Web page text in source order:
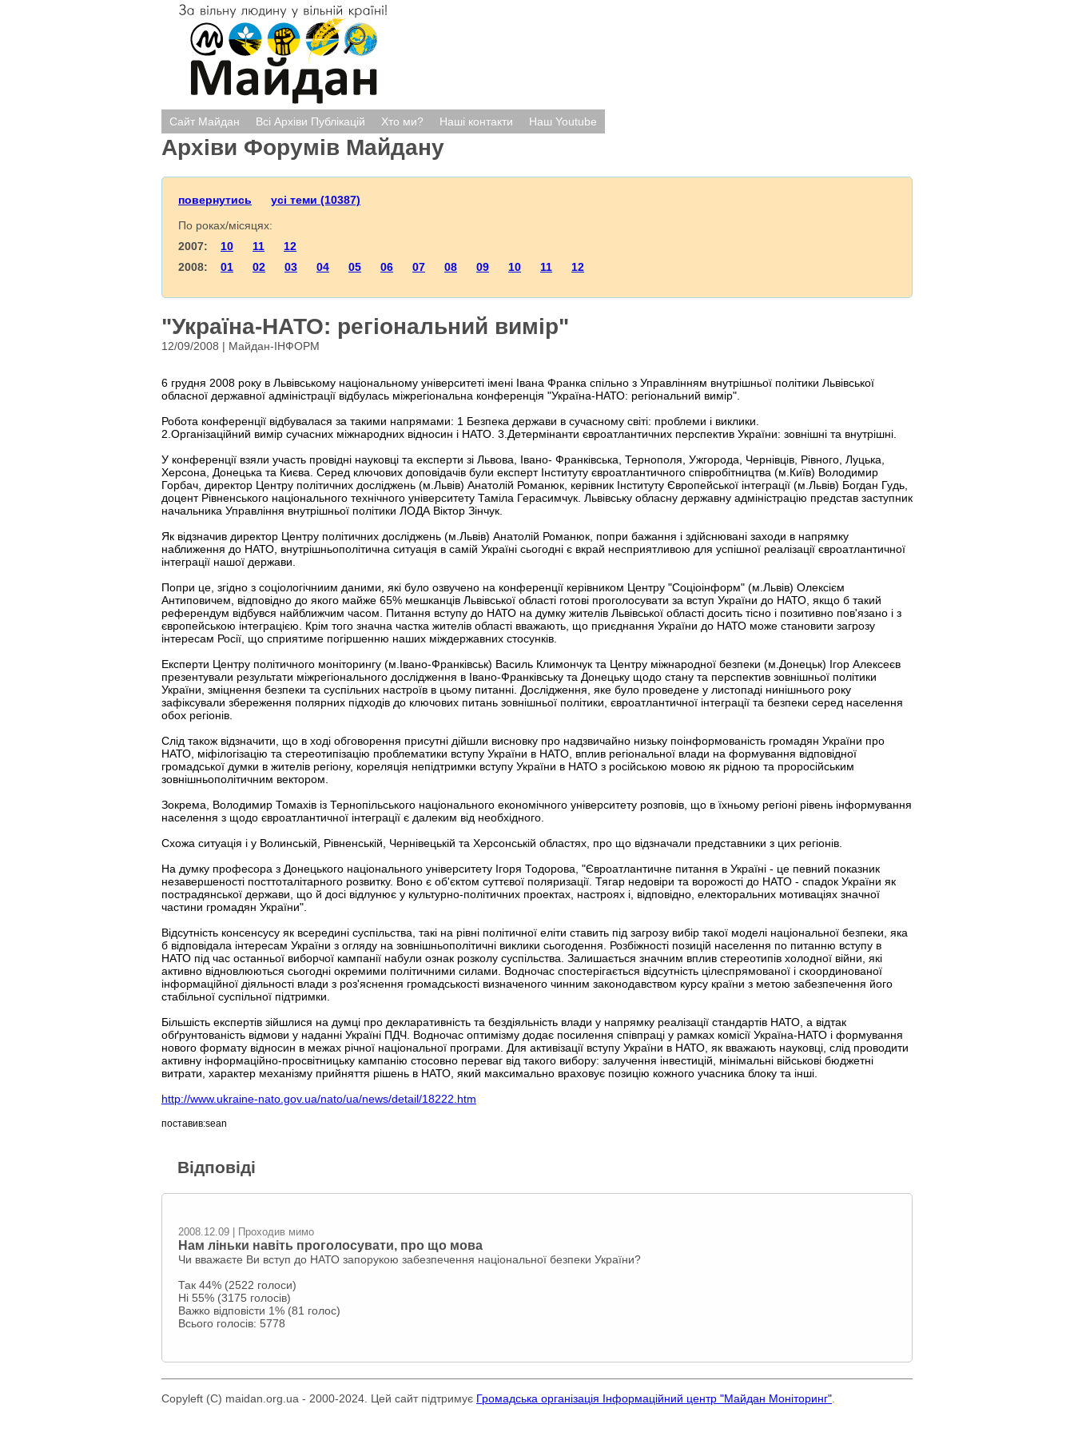
Сайт Майдан Всі Архіви Публікацій Хто ми? Наші контакти Наш Youtube
Архіви Форумів Майдану
повернутись
усі теми (10387)
По роках/місяцях:
2007: 10 11
12
2008: 01 02 03 04 05 06 07 08 09 10 11 12
"Україна-НАТО: регіональний вимір"
12/09/2008 | Майдан-ІНФОРМ
6 грудня 2008 року в Львівському національному університеті імені Івана Франка спільно з Управлінням внутрішньої політики Львівської
обласної державної адміністрації відбулась міжрегіональна конференція "Україна-НАТО: регіональний вимір".
Робота конференції відбувалася за такими напрямами: 1 Безпека держави в сучасному світі: проблеми і виклики.
2.Організаційний вимір сучасних міжнародних відносин і НАТО. 3.Детермінанти євроатлантичних перспектив України: зовнішні та внутрішні.
У конференції взяли участь провідні науковці та експерти зі Львова, Івано- Франківська, Тернополя, Ужгорода, Чернівців, Рівного, Луцька,
Херсона, Донецька та Києва. Серед ключових доповідачів були експерт Інституту євроатлантичного співробітництва (м.Київ) Володимир
Горбач, директор Центру політичних досліджень (м.Львів) Анатолій Романюк, керівник Інституту Європейської інтеграції (м.Львів) Богдан Гудь,
доцент Рівненського національного технічного університету Таміла Герасимчук. Львівську обласну державну адміністрацію представ заступник
начальника Управління внутрішньої політики ЛОДА Віктор Зінчук.
Як відзначив директор Центру політичних досліджень (м.Львів) Анатолій Романюк, попри бажання і здійснювані заходи в напрямку
наближення до НАТО, внутрішньополітична ситуація в самій Україні сьогодні є вкрай несприятливою для успішної реалізації євроатлантичної
інтеграції нашої держави.
Попри це, згідно з соціологічниим даними, які було озвучено на конференції керівником Центру "Соціоінформ" (м.Львів) Олексієм
Антиповичем, відповідно до якого майже 65% мешканців Львівської області готові проголосувати за вступ України до НАТО, якщо б такий
референдум відбувся найближчим часом. Питання вступу до НАТО на думку жителів Львівської області досить тісно і позитивно пов'язано і з
європейською інтеграцією. Крім того значна частка жителів області вважають, що приєднання України до НАТО може становити загрозу
інтересам Росії, що сприятиме погіршенню наших міждержавних стосунків.
Експерти Центру політичного моніторингу (м.Івано-Франківськ) Василь Климончук та Центру міжнародної безпеки (м.Донецьк) Ігор Алексеєв
презентували результати міжрегіонального дослідження в Івано-Франківську та Донецьку щодо стану та перспектив зовнішньої політики
України, зміцнення безпеки та суспільних настроїв в цьому питанні. Дослідження, яке було проведене у листопаді нинішнього року
зафіксували збереження полярних підходів до ключових питань зовнішньої політики, євроатлантичної інтеграції та безпеки серед населення
обох регіонів.
Слід також відзначити, що в ході обговорення присутні дійшли висновку про надзвичайно низьку поінформованість громадян України про
НАТО, міфілогізацію та стереотипізацію проблематики вступу України в НАТО, вплив регіональної влади на формування відповідної
громадської думки в жителів регіону, кореляція непідтримки вступу України в НАТО з російською мовою як рідною та проросійським
зовнішньополітичним вектором.
Зокрема, Володимир Томахів із Тернопільського національного економічного університету розповів, що в їхньому регіоні рівень інформування
населення з щодо євроатлантичної інтеграції є далеким від необхідного.
Схожа ситуація і у Волинській, Рівненській, Чернівецькій та Херсонській областях, про що відзначали представники з цих регіонів.
На думку професора з Донецького національного університету Ігоря Тодорова, "Євроатлантичне питання в Україні - це певний показник
незавершеності посттоталітарного розвитку. Воно є об'єктом суттєвої поляризації. Тягар недовіри та ворожості до НАТО - спадок України як
пострадянської держави, що й досі відлунює у культурно-політичних проектах, настроях і, відповідно, електоральних мотиваціях значної
частини громадян України".
Відсутність консенсусу як всередині суспільства, такі на рівні політичної еліти ставить під загрозу вибір такої моделі національної безпеки, яка
б відповідала інтересам України з огляду на зовнішньополітичні виклики сьогодення. Розбіжності позицій населення по питанню вступу в
НАТО під час останньої виборчої кампанії набули ознак розколу суспільства. Залишається значним вплив стереотипів холодної війни, які
активно відновлюються сьогодні окремими політичними силами. Водночас спостерігається відсутність цілеспрямованої і скоординованої
інформаційної діяльності влади з роз'яснення громадськості визначеного чинним законодавством курсу країни з метою забезпечення його
стабільної суспільної підтримки.
Більшість експертів зійшлися на думці про декларативність та бездіяльність влади у напрямку реалізації стандартів НАТО, а відтак
обґрунтованість відмови у наданні Україні ПДЧ. Водночас оптимізму додає посилення співпраці у рамках комісії Україна-НАТО і формування
нового формату відносин в межах річної національної програми. Для активізації вступу України в НАТО, як вважають науковці, слід проводити
активну інформаційно-просвітницьку кампанію стосовно переваг від такого вибору: залучення інвестицій, мінімальні військові бюджетні
витрати, характер механізму прийняття рішень в НАТО, який максимально враховує позицію кожного учасника блоку та інші.
http://www.ukraine-nato.gov.ua/nato/ua/news/detail/18222.htm
поставив:sean
Відповіді
2008.12.09 | Проходив мимо
Нам ліньки навіть проголосувати, про що мова
Чи вважаєте Ви вступ до НАТО запорукою забезпечення національної безпеки України?
Так 44% (2522 голоси)
Ні 55% (3175 голосів)
Важко відповісти 1% (81 голос)
Всього голосів: 5778
Copyleft (C) maidan.org.ua - 2000-2024. Цей сайт підтримує Громадська організація Інформаційний центр "Майдан Моніторинг"